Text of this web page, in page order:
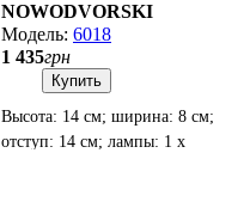
NOWODVORSKI
6018
1 435грн
Купить
Высота: 14 см; ширина: 8 см;
отступ: 14 см; лампы: 1 x